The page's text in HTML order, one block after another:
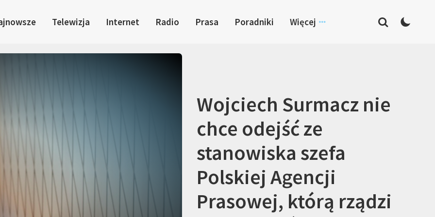
Telewizja Internet Radio Prasa Poradniki Więcej
Wojciech Surmacz nie
chce odejść ze
stanowiska szefa
Polskiej Agencji
Prasowej, którą rządzi